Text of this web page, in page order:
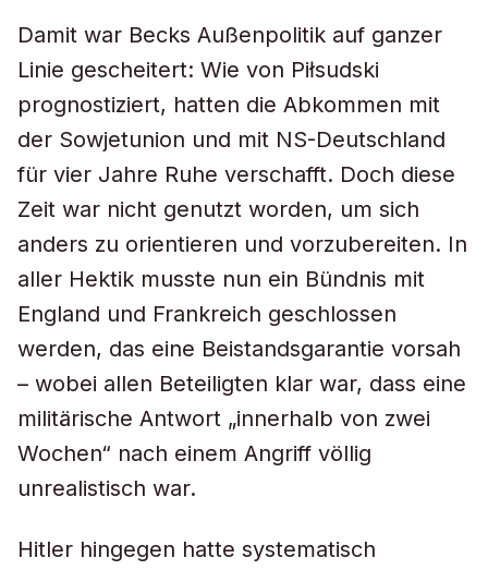
Damit war Becks Außenpolitik auf ganzer
Linie gescheitert: Wie von Piłsudski
prognostiziert, hatten die Abkommen mit
der Sowjetunion und mit NS-Deutschland
für vier Jahre Ruhe verschafft. Doch diese
Zeit war nicht genutzt worden, um sich
anders zu orientieren und vorzubereiten. In
aller Hektik musste nun ein Bündnis mit
England und Frankreich geschlossen
werden, das eine Beistandsgarantie vorsah
– wobei allen Beteiligten klar war, dass eine
militärische Antwort „innerhalb von zwei
Wochen“ nach einem Angriff völlig
unrealistisch war.
Hitler hingegen hatte systematisch